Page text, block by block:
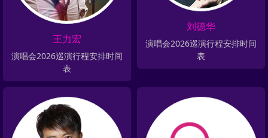
王力宏
演唱会2026巡演行程安排时间
表
刘德华
演唱会2026巡演行程安排时间
表